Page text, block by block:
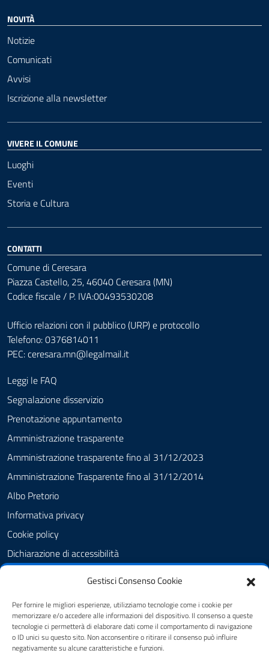
Gestisci Consenso Cookie
Per fornire le migliori esperienze, utilizziamo tecnologie come i cookie per
memorizzare e/o accedere alle informazioni del dispositivo. Il consenso a queste
tecnologie ci permetterà di elaborare dati come il comportamento di navigazione
o ID unici su questo sito. Non acconsentire o ritirare il consenso può influire
negativamente su alcune caratteristiche e funzioni.
NOVITÀ
Notizie
Comunicati
Avvisi
Iscrizione alla newsletter
VIVERE IL COMUNE
Luoghi
Eventi
Storia e Cultura
CONTATTI
Comune di Ceresara
Piazza Castello, 25, 46040 Ceresara (MN)
Codice fiscale / P. IVA:00493530208
Ufficio relazioni con il pubblico (URP) e protocollo
Telefono: 0376814011
PEC:ceresara.mn@legalmail.it
Leggi le FAQ
Segnalazione disservizio
Prenotazione appuntamento
Amministrazione trasparente
Amministrazione trasparente fino al 31/12/2023
Amministrazione Trasparente fino al 31/12/2014
Albo Pretorio
Informativa privacy
Cookie policy
Dichiarazione di accessibilità
Feedback Accessibilità
Piano di Miglioramento dei servizi